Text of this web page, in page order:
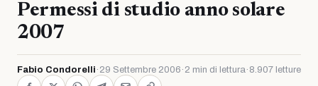
Permessi di studio anno solare
2007
Fabio Condorelli · 29 Settembre 2006 · 2 min di lettura· 8.907 letture